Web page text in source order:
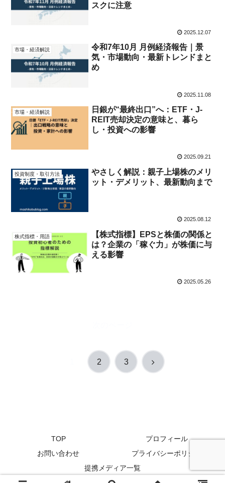
スクに注意
2025.12.07
市場・経済解説
令和7年10月 月例経済報告｜景
気・市場動向・最新トレンドまと
め
2025.11.08
市場・経済解説
日銀が“最終出口”へ：ETF・J-
REIT売却決定の意味と、暮ら
し・投資への影響
2025.09.21
投資制度・取引方法
やさしく解説：親子上場株のメリ
ット・デメリット、最新動向まで
2025.08.12
株式指標・用語
【株式指標】EPSと株価の関係と
は？企業の「稼ぐ力」が株価に与
える影響
2025.05.26
2 3 次
TOP
プロフィール
お問い合わせ
プライバシーポリシー
提携メディア一覧